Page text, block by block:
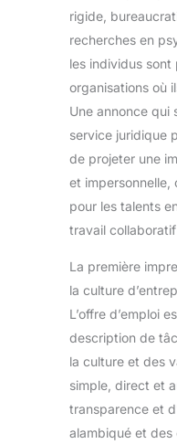
rigide,
recherches en
les individus sont
organisations où
Une annonce qui
service juridique
de projeter une
et impersonnelle,
pour les talents
travail
La première
la culture
L’offre d’emploi
description de
la culture et des
simple, direct et
transparence et
alambiqué et des